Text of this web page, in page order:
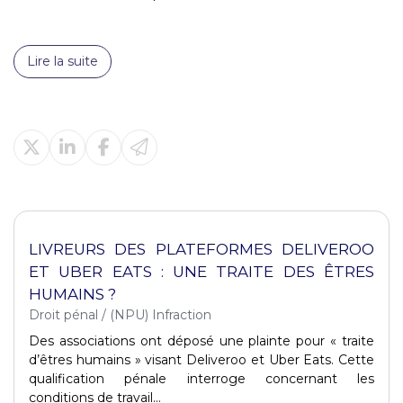
Lire la suite
LIVREURS DES PLATEFORMES DELIVEROO
ET UBER EATS : UNE TRAITE DES ÊTRES
HUMAINS ?
Droit pénal / (NPU) Infraction
Des associations ont déposé une plainte pour « traite
d’êtres humains » visant Deliveroo et Uber Eats. Cette
qualification pénale interroge concernant les
conditions de travail...